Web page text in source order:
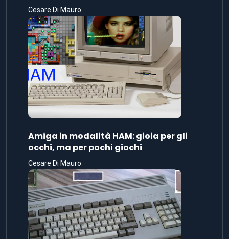
Cesare Di Mauro
Amiga in modalità HAM: gioia per gli
occhi, ma per pochi giochi
Cesare Di Mauro